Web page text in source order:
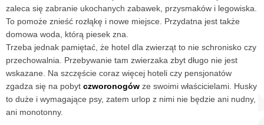
zaleca się zabranie ukochanych zabawek, przysmaków i legowiska.
To pomoże znieść rozłąkę i nowe miejsce. Przydatna jest także
domowa woda, którą piesek zna.
Trzeba jednak pamiętać, że hotel dla zwierząt to nie schronisko czy
przechowalnia. Przebywanie tam zwierzaka zbyt długo nie jest
wskazane. Na szczęście coraz więcej hoteli czy pensjonatów
zgadza się na pobyt czworonogów ze swoimi właścicielami. Husky
to duże i wymagające psy, zatem urlop z nimi nie będzie ani nudny,
ani monotonny.